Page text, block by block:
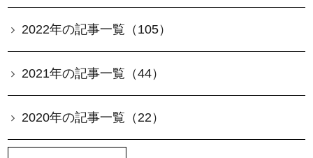
2022年の記事一覧（105）
2021年の記事一覧（44）
2020年の記事一覧（22）